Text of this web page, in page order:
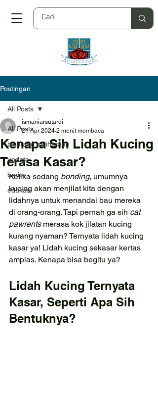
Postingan
All Posts
binatang peliharaan
update
berita
edukasi
All Posts
Kenapa Sih Lidah Kucing
Terasa Kasar?
ismaniarsutardi
21 Apr 2024 2 menit membaca
Ketika sedang bonding, umumnya
kucing akan menjilat kita dengan
lidahnya untuk menandai bau mereka
di orang-orang. Tapi pernah ga sih cat
pawrents merasa kok jilatan kucing
kurang nyaman? Ternyata lidah kucing
kasar ya! Lidah kucing sekasar kertas
amplas. Kenapa bisa begitu ya?
Lidah Kucing Ternyata
Kasar, Seperti Apa Sih
Bentuknya?